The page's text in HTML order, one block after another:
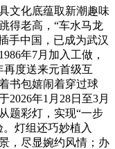
化底蕴取新潮趣味
得老高，“车水马龙
手中国，已成为武汉
年7月加入工做，
再度送来元首级互
书包嬉闹着穿过球
2026年1月28日至3月
题彩灯，实现“一步
灯组还巧妙植入
，尽显婉约风情；办